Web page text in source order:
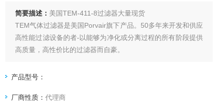
简要描述： 美国TEM-411-8过滤器大量现货
TEM气体过滤器是美国Porvair旗下产品。50多年来开发和供应
高性能过滤设备的者-以能够为净化或分离过程的所有阶段提供
高质量，高性价比的过滤器而自豪。
产品型号：
厂商性质：代理商